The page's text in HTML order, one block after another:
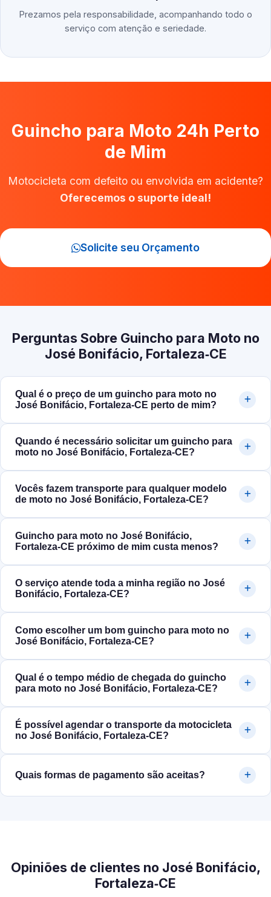
Prezamos pela responsabilidade, acompanhando todo o
serviço com atenção e seriedade.
Guincho para Moto 24h Perto
de Mim
Motocicleta com defeito ou envolvida em acidente?
Oferecemos o suporte ideal!
Solicite seu Orçamento
Perguntas Sobre Guincho para Moto no
José Bonifácio, Fortaleza‑CE
Qual é o preço de um guincho para moto no
José Bonifácio, Fortaleza‑CE perto de mim?
Quando é necessário solicitar um guincho para
moto no José Bonifácio, Fortaleza‑CE?
Vocês fazem transporte para qualquer modelo
de moto no José Bonifácio, Fortaleza‑CE?
Guincho para moto no José Bonifácio,
Fortaleza‑CE próximo de mim custa menos?
O serviço atende toda a minha região no José
Bonifácio, Fortaleza‑CE?
Como escolher um bom guincho para moto no
José Bonifácio, Fortaleza‑CE?
Qual é o tempo médio de chegada do guincho
para moto no José Bonifácio, Fortaleza‑CE?
É possível agendar o transporte da motocicleta
no José Bonifácio, Fortaleza‑CE?
Quais formas de pagamento são aceitas?
Opiniões de clientes no José Bonifácio,
Fortaleza‑CE